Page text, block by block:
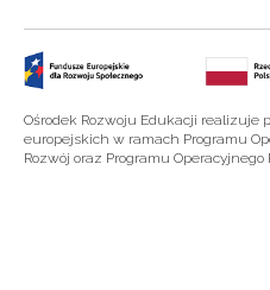
Ośrodek Rozwoju Edukacji
europejskich w ramach Programu
Rozwój oraz Programu Operacyjnego